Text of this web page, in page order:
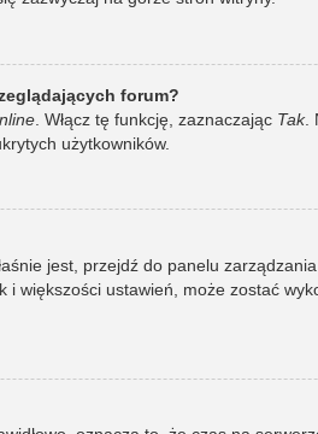
forum?
. Włącz tę funkcję, zaznaczając Tak.
użytkowników.
jest, przejdź do panelu
ustawień, może zostać